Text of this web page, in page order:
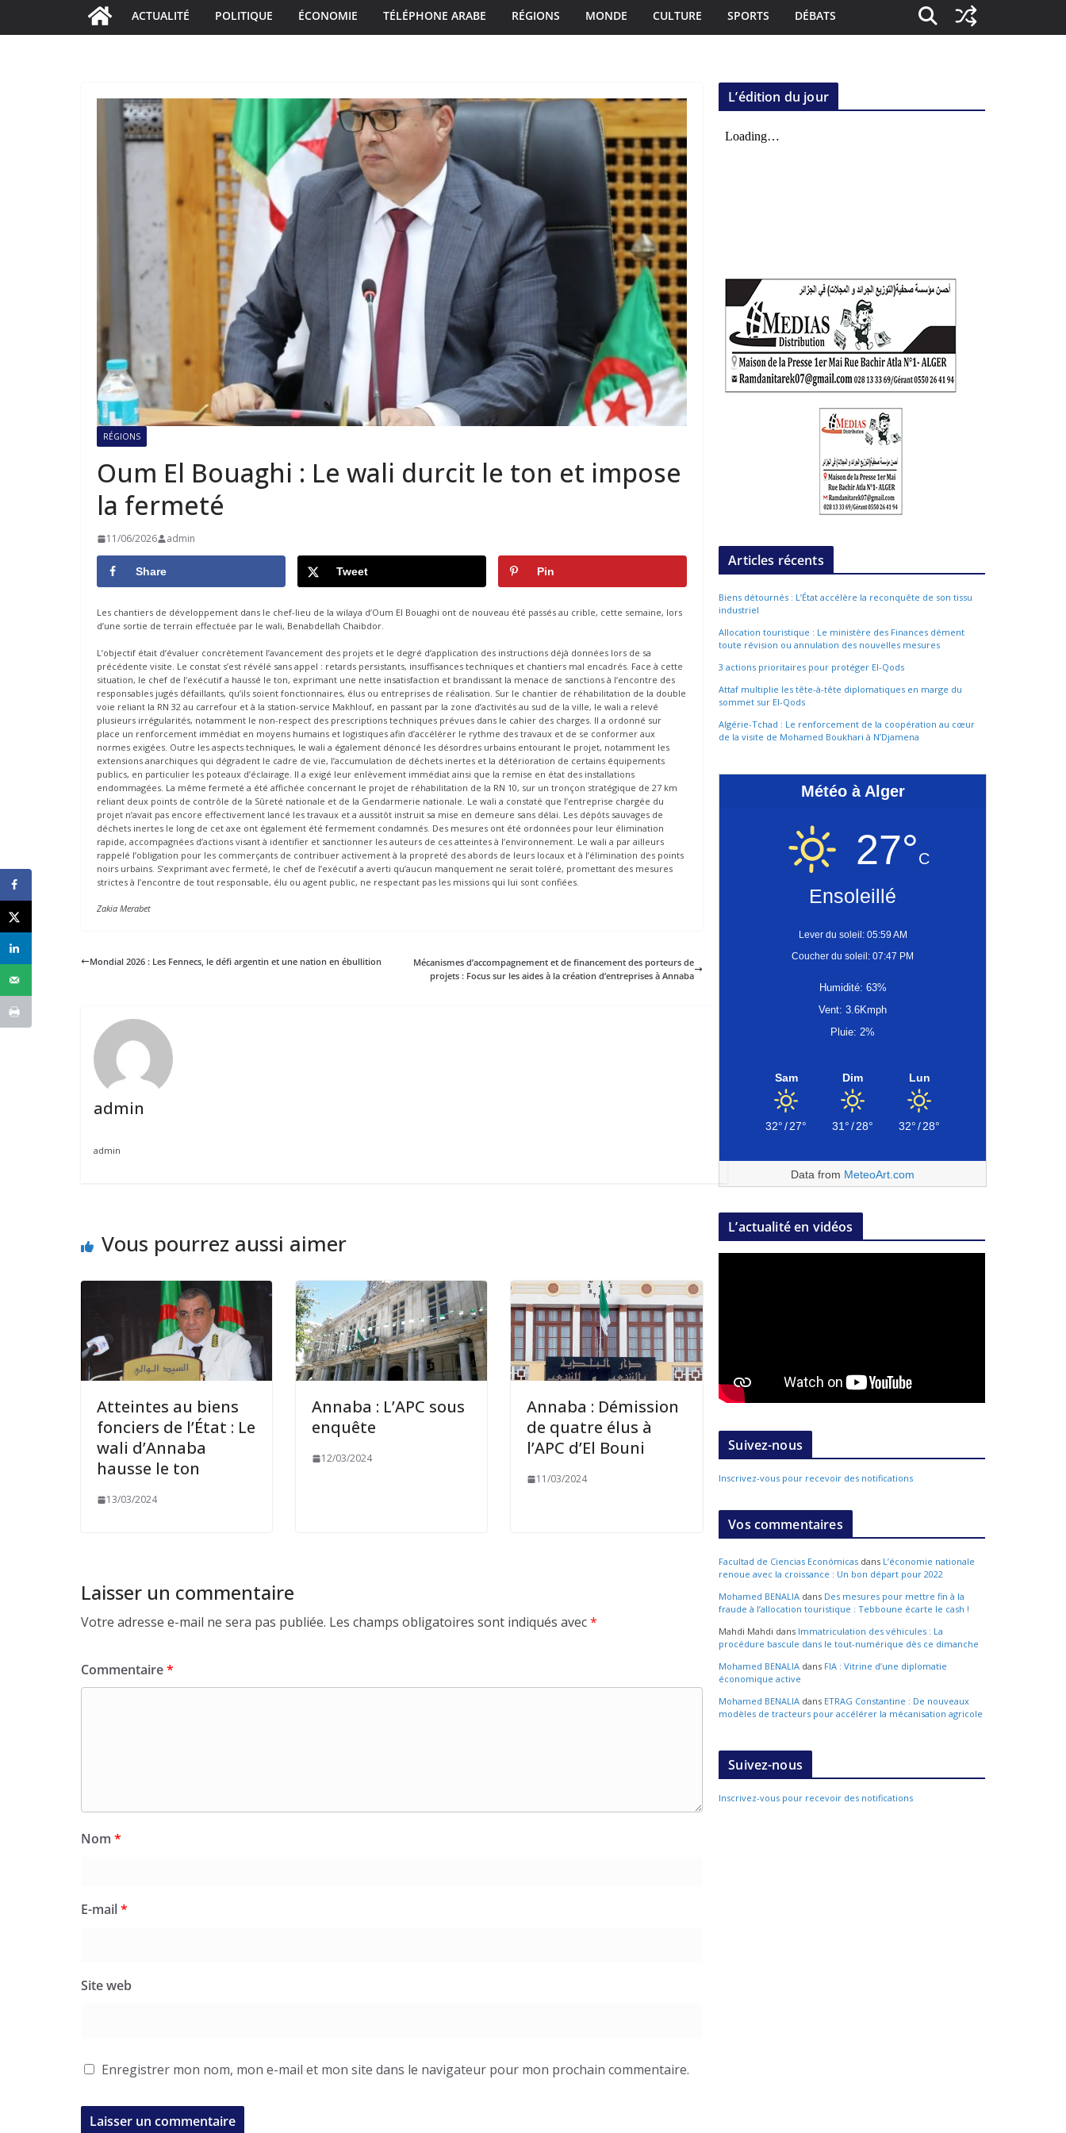
ACTUALITÉ POLITIQUE ÉCONOMIE TÉLÉPHONE ARABE RÉGIONS MONDE CULTURE SPORTS DÉBATS
RÉGIONS
Oum El Bouaghi : Le wali durcit le ton et impose
la fermeté
11/06/2026 admin
Share Tweet Pin
Les chantiers de développement dans le chef-lieu de la wilaya d’Oum El Bouaghi ont de nouveau été passés au crible, cette semaine, lors
d’une sortie de terrain effectuée par le wali, Benabdellah Chaibdor.
L’objectif était d’évaluer concrètement l’avancement des projets et le degré d’application des instructions déjà données lors de sa
précédente visite. Le constat s’est révélé sans appel : retards persistants, insuffisances techniques et chantiers mal encadrés. Face à cette
situation, le chef de l’exécutif a haussé le ton, exprimant une nette insatisfaction et brandissant la menace de sanctions à l’encontre des
responsables jugés défaillants, qu’ils soient fonctionnaires, élus ou entreprises de réalisation. Sur le chantier de réhabilitation de la double
voie reliant la RN 32 au carrefour et à la station-service Makhlouf, en passant par la zone d’activités au sud de la ville, le wali a relevé
plusieurs irrégularités, notamment le non-respect des prescriptions techniques prévues dans le cahier des charges. Il a ordonné sur
place un renforcement immédiat en moyens humains et logistiques afin d’accélérer le rythme des travaux et de se conformer aux
normes exigées. Outre les aspects techniques, le wali a également dénoncé les désordres urbains entourant le projet, notamment les
extensions anarchiques qui dégradent le cadre de vie, l’accumulation de déchets inertes et la détérioration de certains équipements
publics, en particulier les poteaux d’éclairage. Il a exigé leur enlèvement immédiat ainsi que la remise en état des installations
endommagées. La même fermeté a été affichée concernant le projet de réhabilitation de la RN 10, sur un tronçon stratégique de 27 km
reliant deux points de contrôle de la Sûreté nationale et de la Gendarmerie nationale. Le wali a constaté que l’entreprise chargée du
projet n’avait pas encore effectivement lancé les travaux et a aussitôt instruit sa mise en demeure sans délai. Les dépôts sauvages de
déchets inertes le long de cet axe ont également été fermement condamnés. Des mesures ont été ordonnées pour leur élimination
rapide, accompagnées d’actions visant à identifier et sanctionner les auteurs de ces atteintes à l’environnement. Le wali a par ailleurs
rappelé l’obligation pour les commerçants de contribuer activement à la propreté des abords de leurs locaux et à l’élimination des points
noirs urbains. S’exprimant avec fermeté, le chef de l’exécutif a averti qu’aucun manquement ne serait toléré, promettant des mesures
strictes à l’encontre de tout responsable, élu ou agent public, ne respectant pas les missions qui lui sont confiées.
Zakia Merabet
Mondial 2026 : Les Fennecs, le défi argentin et une nation en ébullition
Mécanismes d’accompagnement et de financement des porteurs de
projets : Focus sur les aides à la création d’entreprises à Annaba
admin
admin
Vous pourrez aussi aimer
Atteintes au biens
fonciers de l’État : Le
wali d’Annaba
hausse le ton
13/03/2024
Annaba : L’APC sous
enquête
12/03/2024
Annaba : Démission
de quatre élus à
l’APC d’El Bouni
11/03/2024
Laisser un commentaire
Votre adresse e-mail ne sera pas publiée. Les champs obligatoires sont indiqués avec*
Commentaire*
Nom *
E-mail*
Site web
Enregistrer mon nom, mon e-mail et mon site dans le navigateur pour mon prochain commentaire.
L’édition du jour
Articles récents
Biens détournés : L’État accélère la reconquête de son tissu
industriel
Allocation touristique : Le ministère des Finances dément
toute révision ou annulation des nouvelles mesures
3 actions prioritaires pour protéger El-Qods
Attaf multiplie les tête-à-tête diplomatiques en marge du
sommet sur El-Qods
Algérie-Tchad : Le renforcement de la coopération au cœur
de la visite de Mohamed Boukhari à N’Djamena
Météo à Alger
27°C
Ensoleillé
Lever du soleil: 05:59 AM
Coucher du soleil: 07:47 PM
Humidité: 63%
Vent: 3.6Kmph
Pluie: 2%
Sam
32°/27°
Dim
31°/28°
Lun
32°/28°
Data from MeteoArt.com
L’actualité en vidéos
Suivez-nous
Inscrivez-vous pour recevoir des notifications
Vos commentaires
Facultad de Ciencias Económicas dans L’économie nationale
renoue avec la croissance : Un bon départ pour 2022
Mohamed BENALIA dans Des mesures pour mettre fin à la
fraude à l’allocation touristique : Tebboune écarte le cash !
Mahdi Mahdi dans Immatriculation des véhicules : La
procédure bascule dans le tout-numérique dès ce dimanche
Mohamed BENALIA dans FIA : Vitrine d’une diplomatie
économique active
Mohamed BENALIA dans ETRAG Constantine : De nouveaux
modèles de tracteurs pour accélérer la mécanisation agricole
Suivez-nous
Inscrivez-vous pour recevoir des notifications